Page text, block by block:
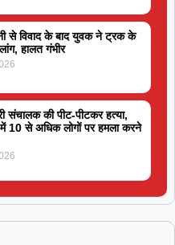
से विवाद के बाद युवक ने ट्रक के
हालत गंभीर
संचालक की पीट-पीटकर हत्या,
में 10 से अधिक लोगों पर हमला करने